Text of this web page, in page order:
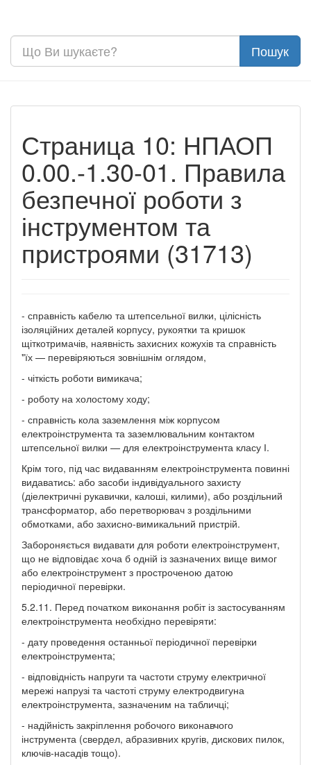
Страница 10: НПАОП
0.00.-1.30-01. Правила
безпечної роботи з
інструментом та
пристроями (31713)
- справність кабелю та штепсельної вилки, цілісність
ізоляційних деталей корпусу, рукоятки та кришок
щіткотримачів, наявність захисних кожухів та справність
"їх — перевіряються зовнішнім оглядом,
- чіткість роботи вимикача;
- роботу на холостому ходу;
- справність кола заземлення між корпусом
електроінструмента та заземлювальним контактом
штепсельної вилки — для електроінструмента класу І.
Крім того, під час видаванням електроінструмента повинні
видаватись: або засоби індивідуального захисту
(діелектричні рукавички, калоші, килими), або роздільний
трансформатор, або перетворювач з роздільними
обмотками, або захисно-вимикальний пристрій.
Забороняється видавати для роботи електроінструмент,
що не відповідає хоча б одній із зазначених вище вимог
або електроінструмент з простроченою датою
періодичної перевірки.
5.2.11. Перед початком виконання робіт із застосуванням
електроінструмента необхідно перевіряти:
- дату проведення останньої періодичної перевірки
електроінструмента;
- відповідність напруги та частоти струму електричної
мережі напрузі та частоті струму електродвигуна
електроінструмента, зазначеним на табличці;
- надійність закріплення робочого виконавчого
інструмента (свердел, абразивних кругів, дискових пилок,
ключів-насадів тощо).